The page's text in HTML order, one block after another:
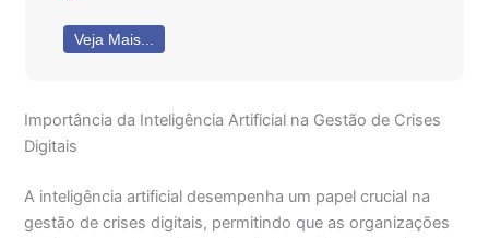
Veja Mais...
Importância da Inteligência Artificial na Gestão de Crises
Digitais
A inteligência artificial desempenha um papel crucial na
gestão de crises digitais, permitindo que as organizações